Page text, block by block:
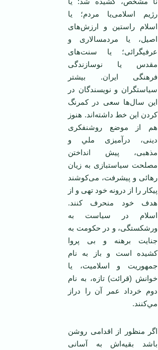
رژيم اسلامی‌يا مردم؛ يا
اسلام راستين و ارزش‌های
اصيل، يا مردمسالاری و
عرفيگرائی؛ يا سنت‌های
مقدس يا نوسازندگی
فرهنگی ايران. بيشتر
سياستگران و نويسندگان در
اين سال‌ها سعی در کمرنگ
كردن اين خط داشته‌اند. هنوز
هم از موضع روشنفكری
دينی، درآميزی ملي و
مذهبی، پيش انداختن
مصلحت سياستبازی به زيان
رهائی و پيشرفت، می‌كوشند
پيكار را از درونه خود تهی و از
هدف خود منحرف كنند.
اسلام در سياست به
ورشكستگی، و در حكومت به
جنايت برهنه و بی پروا
كشيده است و باز به نام
جمهوريت و اسلاميت، يا
خوانش (قرائت) تازه، به نام
دوم خرداد عمر آن را دراز
مي‌كنند.
اگر منظور از اقدامی‌ روشن
باشد بقيه‌اش به آسانی